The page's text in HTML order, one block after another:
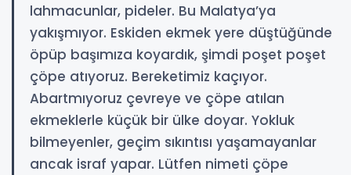
lahmacunlar, pideler. Bu Malatya’ya
yakışmıyor. Eskiden ekmek yere düştüğünde
öpüp başımıza koyardık, şimdi poşet poşet
çöpe atıyoruz. Bereketimiz kaçıyor.
Abartmıyoruz çevreye ve çöpe atılan
ekmeklerle küçük bir ülke doyar. Yokluk
bilmeyenler, geçim sıkıntısı yaşamayanlar
ancak israf yapar. Lütfen nimeti çöpe